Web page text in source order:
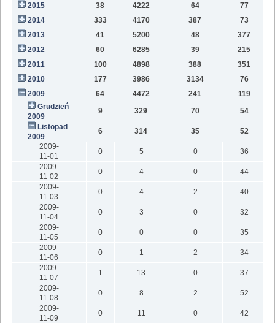
2015
38 4222 64
77
2014
333 4170 387
73
2013
41 5200 48
377
2012
60 6285 39
215
2011
100 4898 388
351
2010
177 3986 3134
76
2009
64 4472 241
119
Grudzień
2009
9 329 70
54
Listopad
2009
6 314 35
52
2009-
11-01
0 5 0
36
2009-
11-02
0 4 0
44
2009-
11-03
0 4 2
40
2009-
11-04
0 3 0
32
2009-
11-05
0 0 0
35
2009-
11-06
0 1 2
34
2009-
11-07
1 13 0
37
2009-
11-08
0 8 2
52
2009-
11-09
0 11 0
42